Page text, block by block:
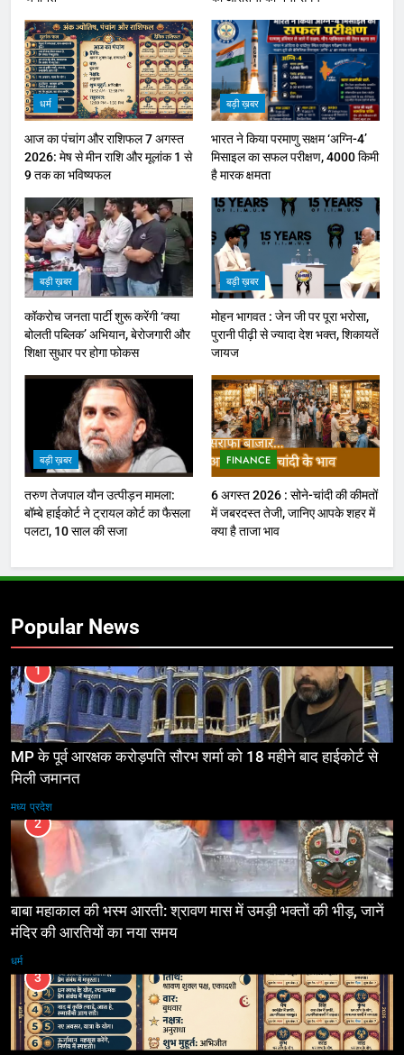
धर्म
आज का पंचांग और राशिफल 7 अगस्त
2026: मेष से मीन राशि और मूलांक 1 से
9 तक का भविष्यफल
बड़ी ख़बर
भारत ने किया परमाणु सक्षम ‘अग्नि-4’
मिसाइल का सफल परीक्षण, 4000 किमी
है मारक क्षमता
बड़ी ख़बर
कॉकरोच जनता पार्टी शुरू करेंगी ‘क्या
बोलती पब्लिक’ अभियान, बेरोजगारी और
शिक्षा सुधार पर होगा फोकस
बड़ी ख़बर
मोहन भागवत : जेन जी पर पूरा भरोसा,
पुरानी पीढ़ी से ज्यादा देश भक्त, शिकायतें
जायज
बड़ी ख़बर
तरुण तेजपाल यौन उत्पीड़न मामला:
बॉम्बे हाईकोर्ट ने ट्रायल कोर्ट का फैसला
पलटा, 10 साल की सजा
FINANCE
6 अगस्त 2026 : सोने-चांदी की कीमतों
में जबरदस्त तेजी, जानिए आपके शहर में
क्या है ताजा भाव
Popular News
1
MP के पूर्व आरक्षक करोड़पति सौरभ शर्मा को 18 महीने बाद हाईकोर्ट से
मिली जमानत
मध्य प्रदेश
2
बाबा महाकाल की भस्म आरती: श्रावण मास में उमड़ी भक्तों की भीड़, जानें
मंदिर की आरतियों का नया समय
धर्म
3